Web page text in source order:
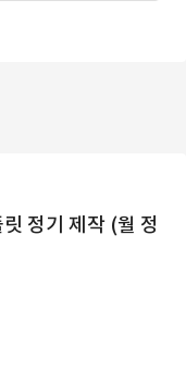
정기 제작 (월 정